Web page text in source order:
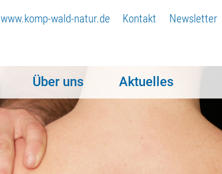
www.komp-wald-natur.de Kontakt Newsletter
Über uns Aktuelles